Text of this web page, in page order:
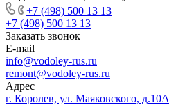
+7 (498) 500 13 13
+7 (498) 500 13 13
Заказать звонок
E-mail
info@vodoley-rus.ru
remont@vodoley-rus.ru
Адрес
г. Королев, ул. Маяковского, д.10А